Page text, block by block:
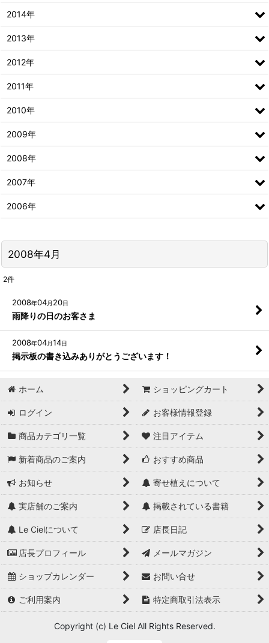
2008年4月
2件
2008年04月 20日
雨降りの日のお客さま
2008年04月14日
掲示板の書き込みありがとうございます！
2014年
2013年
2012年
2011年
2010年
2009年
2008年
2007年
2006年
ホーム ショッピングカート
ログイン お客様情報登録
商品カテゴリ一覧 注目アイテム
新着商品のご案内 おすすめ商品
お知らせ 寄せ植えについて
実店舗のご案内 掲載されている書籍
Le Cielについて 店長日記
店長プロフィール メールマガジン
ショップカレンダー お問い合せ
ご利用案内 特定商取引法表示
Copyright (c) Le Ciel All Rights Reserved.